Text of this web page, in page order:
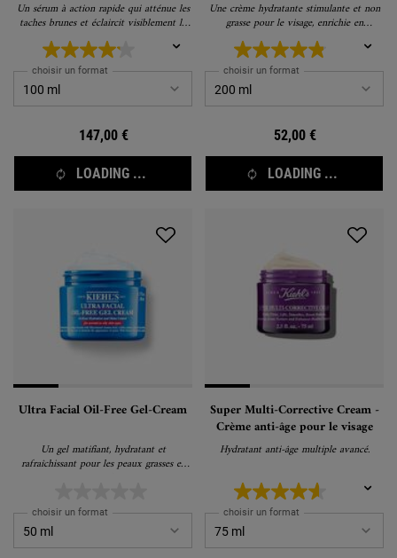
Un sérum à action rapide qui atténue les
taches brunes et éclaircit visiblement le
teint, avec une illustration festive de
Marylou Faure.
choisir un format
147,00 €
LOADING ...
Une crème hydratante stimulante et non
grasse pour le visage, enrichie en
vitamines, qui donne de l'énergie à votre
peau.
choisir un format
52,00 €
LOADING ...
Ultra Facial Oil-Free Gel-Cream
Un gel matifiant, hydratant et
rafraîchissant pour les peaux grasses et
choisir un format
Super Multi-Corrective Cream -
Crème anti-âge pour le visage
Hydratant anti-âge multiple avancé.
choisir un format